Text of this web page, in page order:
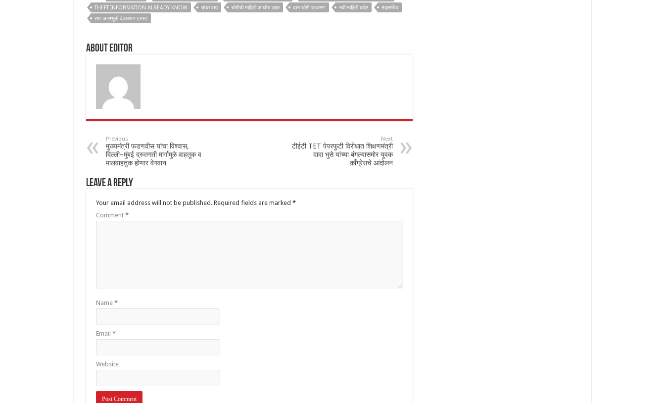
THEFT INFORMATION ALREADY KNOW
चंपत राय चोरीची माहिती आधीच ज्ञात दान चोरी प्रकरण नवी माहिती बाहेर
महासचिव
राम जन्मभूमी देवस्थान ट्रस्ट
About Editor
Previous
मुख्यमंत्री फडणवीस यांचा विश्वास,
दिल्ली–मुंबई द्रुतगती मार्गामुळे वाहतूक व
मालवाहतुक होणार वेगवान
Next
टीईटी TET पेपरफुटी विरोधात शिक्षणमंत्री
दादा भुसे यांच्या बंगल्यासमोर युवक
काँग्रेसचे आंदोलन
Leave a Reply
Your email address will not be published. Required fields are marked *
Comment *
Name *
Email *
Website